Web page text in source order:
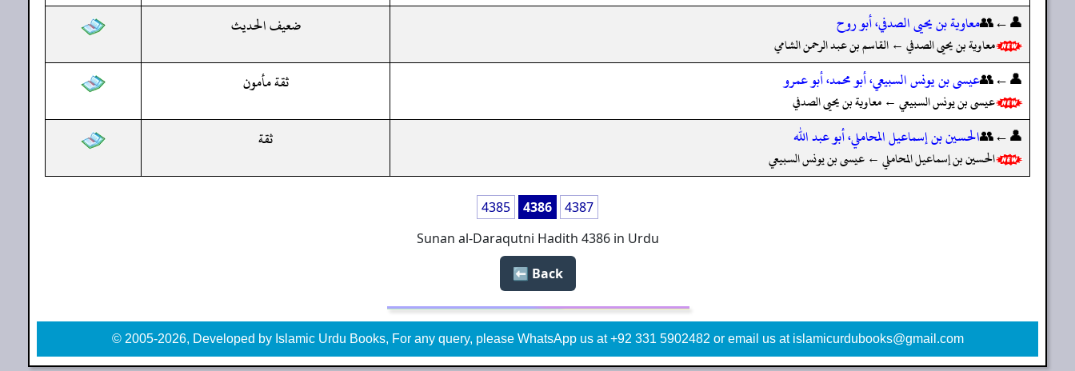
👤←👥معاوية بن يحيى الصدفي، أبو روح
معاوية بن يحيى الصدفي ← القاسم بن عبد الرحمن الشامي
ضعيف الحديث
👤←👥عيسى بن يونس السبيعي، أبو محمد، أبو عمرو
عيسى بن يونس السبيعي ← معاوية بن يحيى الصدفي
ثقة مأمون
👤←👥الحسين بن إسماعيل المحاملي، أبو عبد الله
الحسين بن إسماعيل المحاملي ← عيسى بن يونس السبيعي
ثقة
4385 4386
4387
Sunan al-Daraqutni Hadith 4386 in Urdu
Back ⬅️
© 2005-2026, Developed by Islamic Urdu Books, For any query, please WhatsApp us at +92 331 5902482 or email us at islamicurdubooks@gmail.com